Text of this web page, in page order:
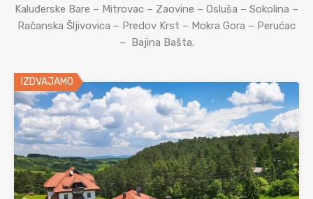
Kaluđerske Bare – Mitrovac – Zaovine – Osluša – Sokolina –
Račanska Šljivovica – Predov Krst – Mokra Gora – Perućac
– Bajina Bašta.
IZDVAJAMO